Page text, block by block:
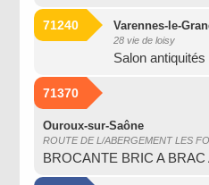
71240 Varennes-le-
28 vie de loisy
Salon antiquités
71370
Ouroux-sur-Saône
ROUTE DE L/ABERGEMENT LES
BROCANTE BRIC A